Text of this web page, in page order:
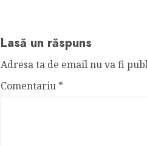
Lasă un răspuns
Adresa ta de email nu va fi
Comentariu *